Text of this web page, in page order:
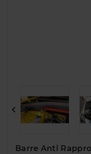

Barre Anti